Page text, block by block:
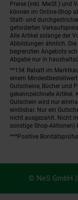
Preise (inkl. MwSt.) und
können im Online-Shop
Statt- und
geforderten
Alle Artikel solange der
Abbildungen ähnlich.
begrenzten Angebots
Abgabe nur in
**15€ Rabatt im
einem
Gutscheine, Bücher und
gekennzeichnete Artikel.
Gutschein wird nur
einlösbar. Nur ein
nicht ausgezahlt. Nicht
sonstige Shop-Aktionen)
***Positive
© NeS GmbH |